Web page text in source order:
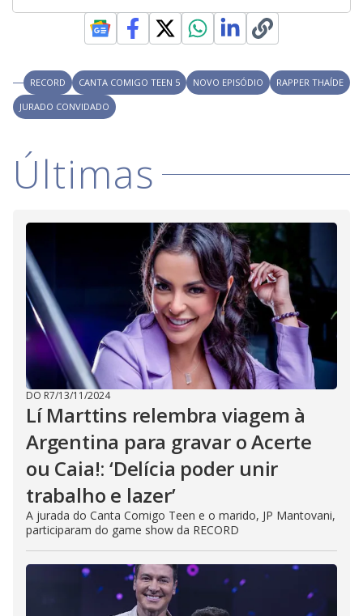
RECORD CANTA COMIGO TEEN 5 NOVO EPISÓDIO
RAPPER THAÍDE
JURADO CONVIDADO
Últimas
DO R7/13/11/2024
Lí Marttins relembra viagem à
Argentina para gravar o Acerte
ou Caia!: ‘Delícia poder unir
trabalho e lazer’
A jurada do Canta Comigo Teen e o marido, JP Mantovani,
participaram do game show da RECORD